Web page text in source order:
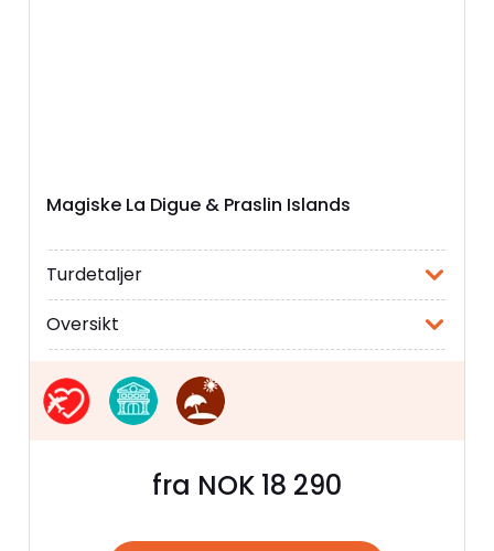
Magiske La Digue & Praslin Islands
Turdetaljer
Oversikt
fra NOK 18 290